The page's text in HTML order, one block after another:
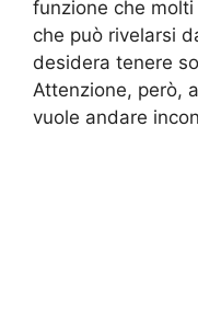
funzione che
che può rivelarsi
desidera tenere
Attenzione, però,
vuole andare